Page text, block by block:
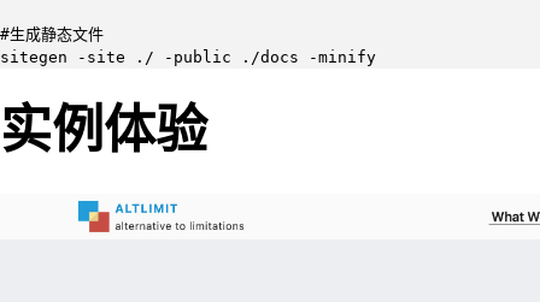
#生成静态文件
sitegen -site ./ -public ./docs -minify
实例体验